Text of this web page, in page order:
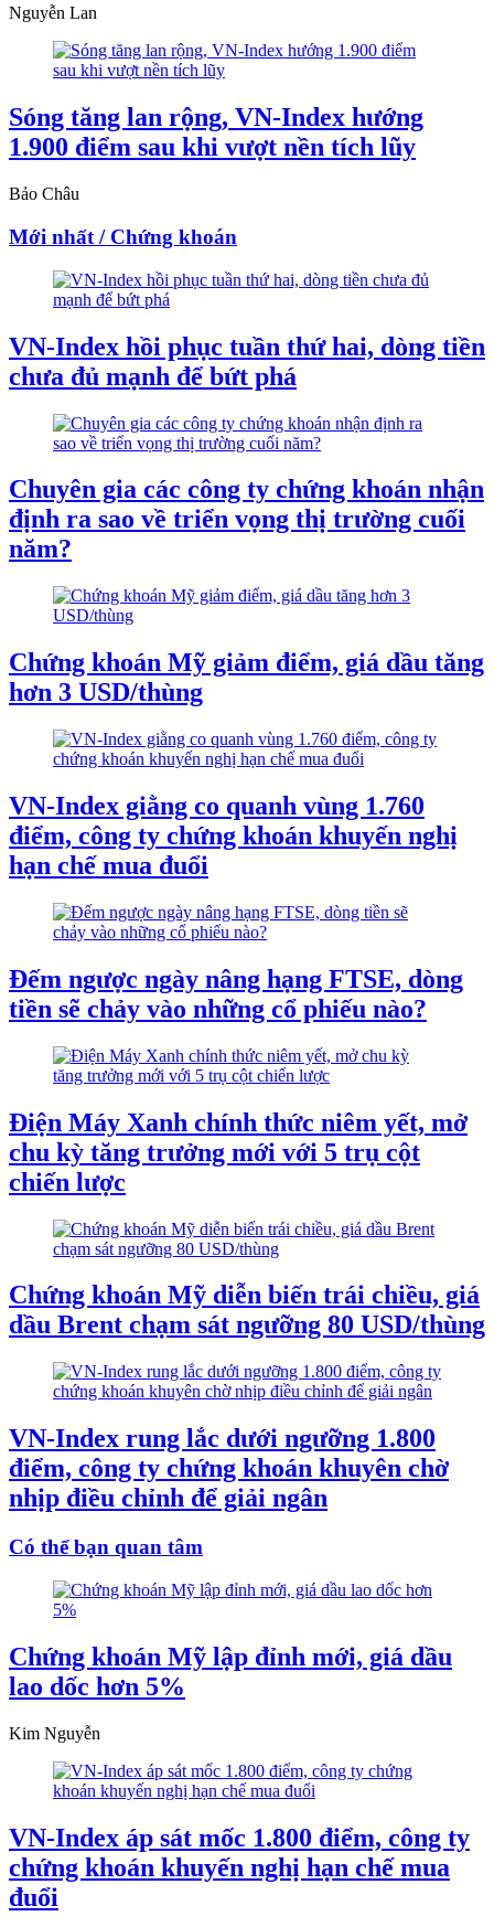
Nguyễn Lan
Sóng tăng lan rộng, VN-Index hướng
1.900 điểm sau khi vượt nền tích lũy
Bảo Châu
Mới nhất / Chứng khoán
VN-Index hồi phục tuần thứ hai, dòng tiền
chưa đủ mạnh để bứt phá
Chuyên gia các công ty chứng khoán nhận
định ra sao về triển vọng thị trường cuối
năm?
Chứng khoán Mỹ giảm điểm, giá dầu tăng
hơn 3 USD/thùng
VN-Index giằng co quanh vùng 1.760
điểm, công ty chứng khoán khuyến nghị
hạn chế mua đuổi
Đếm ngược ngày nâng hạng FTSE, dòng
tiền sẽ chảy vào những cổ phiếu nào?
Điện Máy Xanh chính thức niêm yết, mở
chu kỳ tăng trưởng mới với 5 trụ cột
chiến lược
Chứng khoán Mỹ diễn biến trái chiều, giá
dầu Brent chạm sát ngưỡng 80 USD/thùng
VN-Index rung lắc dưới ngưỡng 1.800
điểm, công ty chứng khoán khuyên chờ
nhịp điều chỉnh để giải ngân
Có thể bạn quan tâm
Chứng khoán Mỹ lập đỉnh mới, giá dầu
lao dốc hơn 5%
Kim Nguyễn
VN-Index áp sát mốc 1.800 điểm, công ty
chứng khoán khuyến nghị hạn chế mua
đuổi